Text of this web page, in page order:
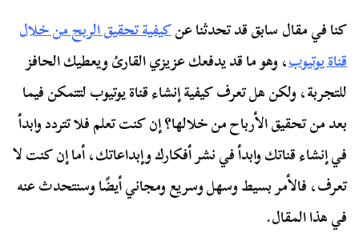
كنا في مقال سابق قد تحدثنا عنكيفية تحقيق الربح من خلال
قناة يوتيوب، وهو ما قد يدفعك عزيزي القارئ ويعطيك الحافز
للتجربة، ولكن هل تعرف كيفية إنشاء قناة يوتيوب لتتمكن فيما
بعد من تحقيق الأرباح من خلالها؟ إن كنت تعلم فلا تتردد وابدأ
في إنشاء قناتك وابدأ في نشر أفكارك وإبداعاتك، أما إن كنت لا
تعرف، فالأمر بسيط وسهل وسريع ومجاني أيضًا وسنتحدث عنه
في هذا المقال.